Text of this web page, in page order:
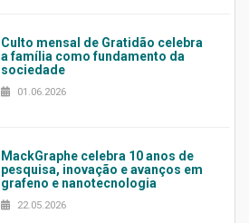
Culto mensal de Gratidão celebra
a família como fundamento da
sociedade
01.06.2026
MackGraphe celebra 10 anos de
pesquisa, inovação e avanços em
grafeno e nanotecnologia
22.05.2026